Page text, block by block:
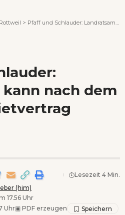
> Pfaff und Schlauder: Landratsamt kann nach dem 1. Oktober Mietvertrag kündigen
nach dem
(him)
17.56 Uhr
Uhr▣ PDF erzeugen
Lesezeit 4 Min.